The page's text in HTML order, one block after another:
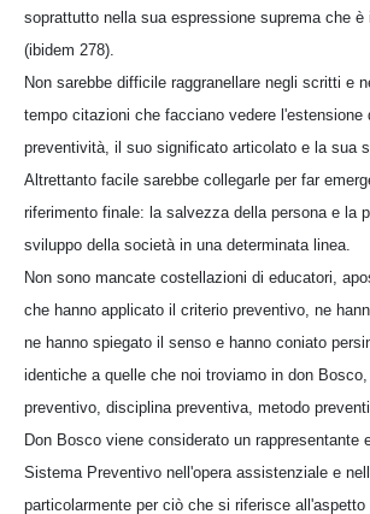
soprattutto nella sua espressione suprema che
(ibidem 278).
Non sarebbe difficile raggranellare negli scritti e
tempo citazioni che facciano vedere l'estensione
preventività, il suo significato articolato e la sua
Altrettanto facile sarebbe collegarle per far
riferimento finale: la salvezza della persona e la
sviluppo della società in una determinata linea.
Non sono mancate costellazioni di educatori,
che hanno applicato il criterio preventivo, ne
ne hanno spiegato il senso e hanno coniato
identiche a quelle che noi troviamo in don
preventivo, disciplina preventiva, metodo
Don Bosco viene considerato un rappresentante
Sistema Preventivo nell'opera assistenziale e
particolarmente per ciò che si riferisce all'aspetto